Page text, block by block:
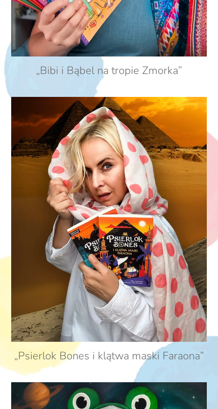
„Bibi i Bąbel na tropie Zmorka”
„Psierlok Bones i klątwa maski Faraona”